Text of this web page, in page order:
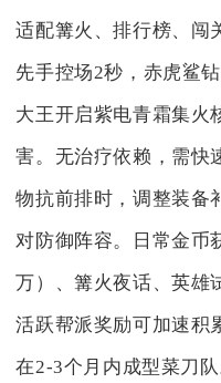
适配篝火、排行榜、闯
先手控场2秒，赤虎鲨
大王开启紫电青霜集火
害。无治疗依赖，需快
物抗前排时，调整装备
对防御阵容。日常金币
万）、篝火夜话、英雄
活跃帮派奖励可加速积
在2-3个月内成型菜刀队